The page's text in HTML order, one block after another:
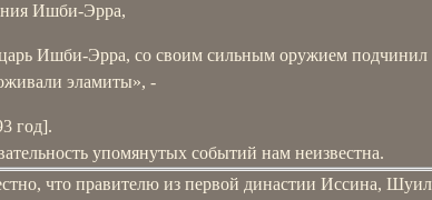
Ишби-Эрра,
царь Ишби-Эрра, со своим сильным оружием подчинил
эламиты», -
год].
упомянутых событий нам неизвестна.
что правителю из первой династии Иссина,